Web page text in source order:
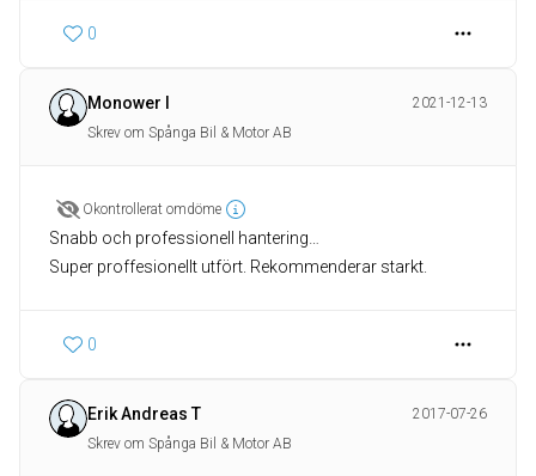
0
Monower I
2021-12-13
Skrev om Spånga Bil & Motor AB
Okontrollerat omdöme
Snabb och professionell hantering…
Super proffesionellt utfört. Rekommenderar starkt.
0
Erik Andreas T
2017-07-26
Skrev om Spånga Bil & Motor AB